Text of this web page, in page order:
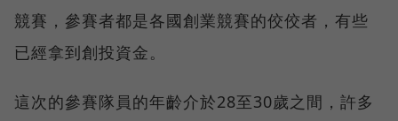
競賽，參賽者都是各國創業競賽的佼佼者，有些
已經拿到創投資金。
這次的參賽隊員的年齡介於28至30歲之間，許多